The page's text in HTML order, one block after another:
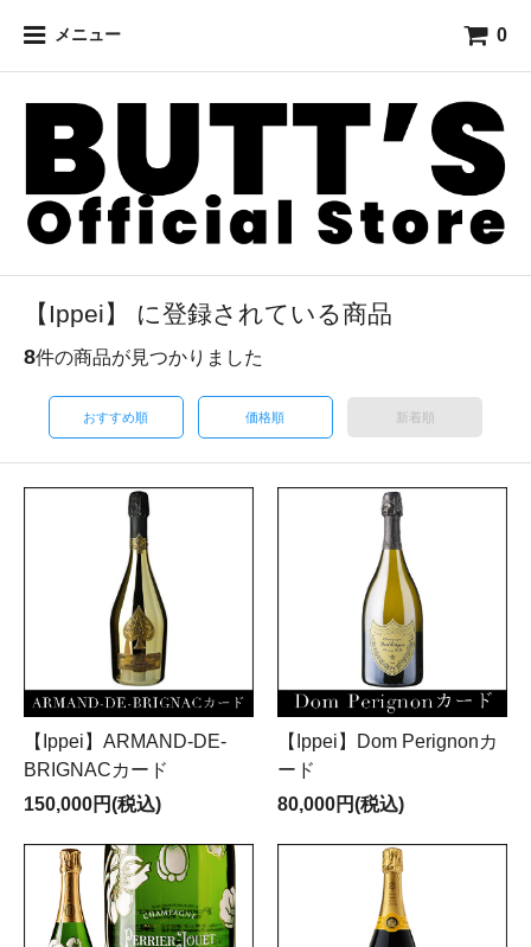
メニュー 0
【Ippei】 に登録されている商品
8件の商品が見つかりました
おすすめ順 価格順 新着順
【Ippei】ARMAND-DE-
BRIGNACカード
150,000円(税込)
【Ippei】Dom Perignonカ
ード
80,000円(税込)